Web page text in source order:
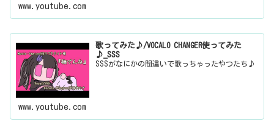
www.youtube.com
歌ってみた♪/VOCALO CHANGER使ってみた
♪_SSS
SSSがなにかの間違いで歌っちゃったやつたち♪
www.youtube.com